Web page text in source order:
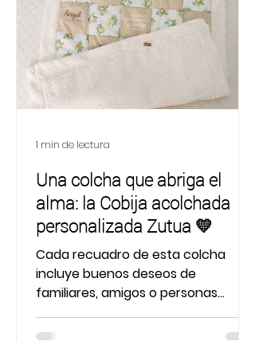
Una colcha que abriga el
alma: la Cobija acolchada
personalizada Zutua 💛
Cada recuadro de esta colcha
incluye buenos deseos de
familiares, amigos o personas
la recibe en momentos
1 min de lectura